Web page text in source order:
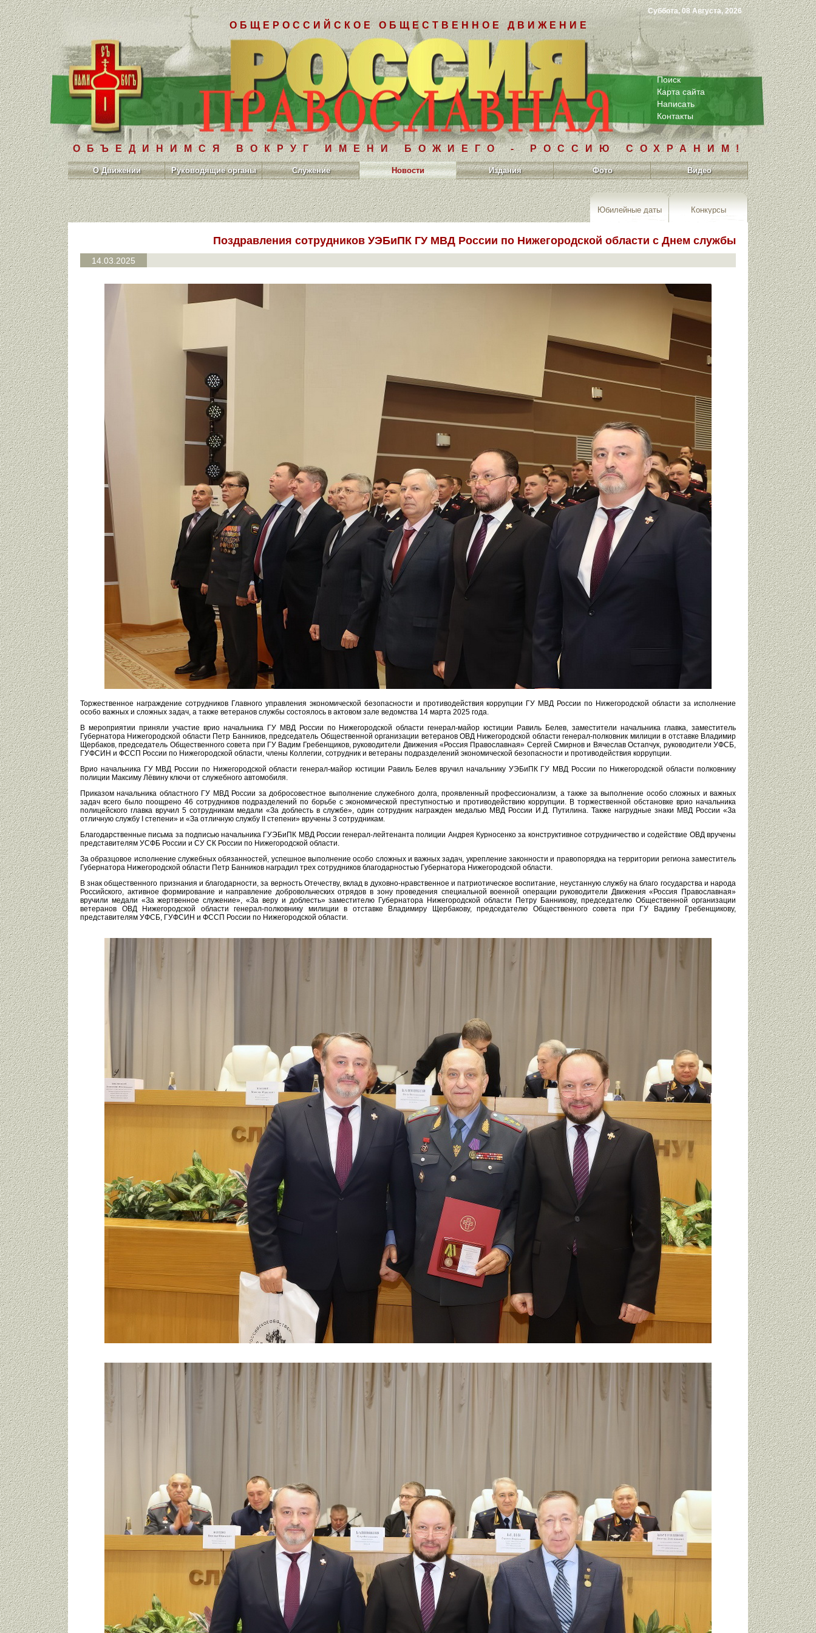
Суббота, 08 Августа, 2026
ОБЩЕРОССИЙСКОЕ ОБЩЕСТВЕННОЕ ДВИЖЕНИЕ
Поиск
Карта сайта
Написать
Контакты
ОБЪЕДИНИМСЯ ВОКРУГ ИМЕНИ БОЖИЕГО - РОССИЮ СОХРАНИМ!
О Движении Руководящие органы Служение Новости Издания Фото Видео
Юбилейные даты Конкурсы
Поздравления сотрудников УЭБиПК ГУ МВД России по Нижегородской области с Днем службы
14.03.2025
Торжественное награждение сотрудников Главного управления экономической безопасности и противодействия коррупции ГУ МВД России по Нижегородской области за исполнение
особо важных и сложных задач, а также ветеранов службы состоялось в актовом зале ведомства 14 марта 2025 года.
В мероприятии приняли участие врио начальника ГУ МВД России по Нижегородской области генерал-майор юстиции Равиль Белев, заместители начальника главка, заместитель
Губернатора Нижегородской области Петр Банников, председатель Общественной организации ветеранов ОВД Нижегородской области генерал-полковник милиции в отставке Владимир
Щербаков, председатель Общественного совета при ГУ Вадим Гребенщиков, руководители Движения «Россия Православная» Сергей Смирнов и Вячеслав Остапчук, руководители УФСБ,
ГУФСИН и ФССП России по Нижегородской области, члены Коллегии, сотрудник и ветераны подразделений экономической безопасности и противодействия коррупции.
Врио начальника ГУ МВД России по Нижегородской области генерал-майор юстиции Равиль Белев вручил начальнику УЭБиПК ГУ МВД России по Нижегородской области полковнику
полиции Максиму Лёвину ключи от служебного автомобиля.
Приказом начальника областного ГУ МВД России за добросовестное выполнение служебного долга, проявленный профессионализм, а также за выполнение особо сложных и важных
задач всего было поощрено 46 сотрудников подразделений по борьбе с экономической преступностью и противодействию коррупции. В торжественной обстановке врио начальника
полицейского главка вручил 5 сотрудникам медали «За доблесть в службе», один сотрудник награжден медалью МВД России И.Д. Путилина. Также нагрудные знаки МВД России «За
отличную службу I степени» и «За отличную службу II степени» вручены 3 сотрудникам.
Благодарственные письма за подписью начальника ГУЭБиПК МВД России генерал-лейтенанта полиции Андрея Курносенко за конструктивное сотрудничество и содействие ОВД вручены
представителям УСФБ России и СУ СК России по Нижегородской области.
За образцовое исполнение служебных обязанностей, успешное выполнение особо сложных и важных задач, укрепление законности и правопорядка на территории региона заместитель
Губернатора Нижегородской области Петр Банников наградил трех сотрудников благодарностью Губернатора Нижегородской области.
В знак общественного признания и благодарности, за верность Отечеству, вклад в духовно-нравственное и патриотическое воспитание, неустанную службу на благо государства и народа
Российского, активное формирование и направление добровольческих отрядов в зону проведения специальной военной операции руководители Движения «Россия Православная»
вручили медали «За жертвенное служение», «За веру и доблесть» заместителю Губернатора Нижегородской области Петру Банникову, председателю Общественной организации
ветеранов ОВД Нижегородской области генерал-полковнику милиции в отставке Владимиру Щербакову, председателю Общественного совета при ГУ Вадиму Гребенщикову,
представителям УФСБ, ГУФСИН и ФССП России по Нижегородской области.